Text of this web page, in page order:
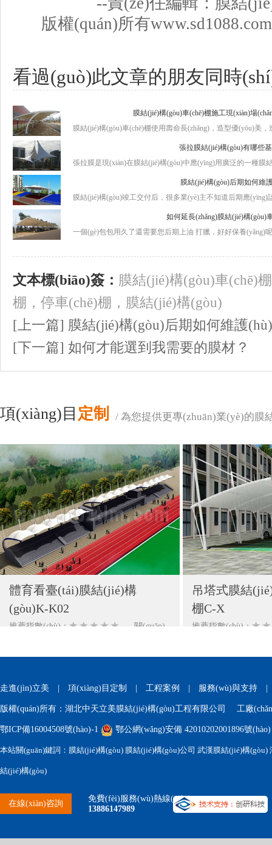
版權(quán)所有
看過(guò)此文章的朋友同時
膜結(jié)構(gòu)車(chē)棚施工現(xiàn)場
膜結(jié)構(gòu)車(chē)棚使用壽命長(zhǎng)，造型優(yōu)美，
張拉膜結(jié)構(gòu)有哪
張拉膜是現(xiàn)在膜結(jié)構(gòu)中應(yīng)用廣泛的一種膜
膜結(jié)構(gòu)后期如何維
膜結(jié)構(gòu)竣工交付后，很多業(yè)主不知道后期應
如何延長(zhǎng)膜結(jié)構(gòu)
一個(gè)包包用久了還需要您后期上油 打臘，好好保養(yǎng)
文本標(biāo)簽： 膜結(jié)構(gòu)車(chē)棚
棚 ， 停車(chē)棚 ， 膜結(jié)構(gòu)
[上一篇] 膜結(jié)構(gòu)后期如何維護
[下一篇] 如何才能選到我需要的膜材？
項(xiàng)目 定制 / 為您提供更專(zhuān)業(yè)的膜
體育看臺(tái)膜結(jié)構
(gòu)K-K02
推薦指數(shù)：
關(guān)
吊塔式膜結
棚C-X
推薦指數(shù)：
走進(jìn)立美 項(xiàng)目定制 工程案例 服務(wù)與支持
版權(quán)所有：湖北中天立美膜結(jié)構(gòu)工程有限公司 工廠
鄂ICP備16004508號(hào)-1 鄂公網(wǎng)安備 42010202001896號(hào)
本站關(guān)鍵詞：膜結(jié)構(gòu) 膜結(jié)構(gòu)公司 武漢膜結(jié)構
結(jié)構(gòu)
在線(xiàn)咨詢
免費(fèi)服務(wù)熱線(xiàn)
13886147989